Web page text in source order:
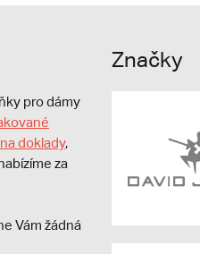
pro dámy
doklady,
za
Vám žádná
Značky